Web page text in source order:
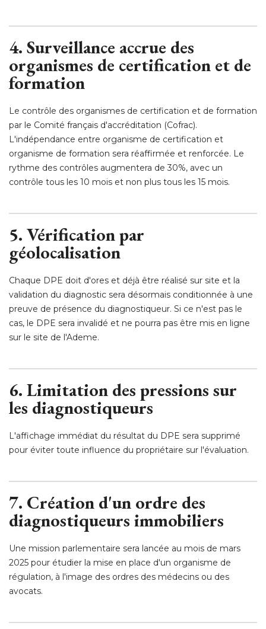
4. Surveillance accrue des
organismes de certification et de
formation
Le contrôle des organismes de certification et de formation
par le Comité français d'accréditation (Cofrac).
L'indépendance entre organisme de certification et
organisme de formation sera réaffirmée et renforcée. Le
rythme des contrôles augmentera de 30%, avec un
contrôle tous les 10 mois et non plus tous les 15 mois.
5. Vérification par
géolocalisation
Chaque DPE doit d'ores et déjà être réalisé sur site et la
validation du diagnostic sera désormais conditionnée à une
preuve de présence du diagnostiqueur. Si ce n'est pas le
cas, le DPE sera invalidé et ne pourra pas être mis en ligne
sur le site de l'Ademe.
6. Limitation des pressions sur
les diagnostiqueurs
L'affichage immédiat du résultat du DPE sera supprimé
pour éviter toute influence du propriétaire sur l'évaluation.
7. Création d'un ordre des
diagnostiqueurs immobiliers
Une mission parlementaire sera lancée au mois de mars
2025 pour étudier la mise en place d'un organisme de
régulation, à l'image des ordres des médecins ou des
avocats.